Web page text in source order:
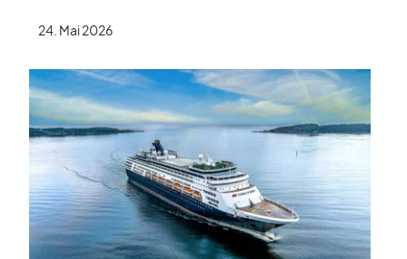
24. Mai 2026